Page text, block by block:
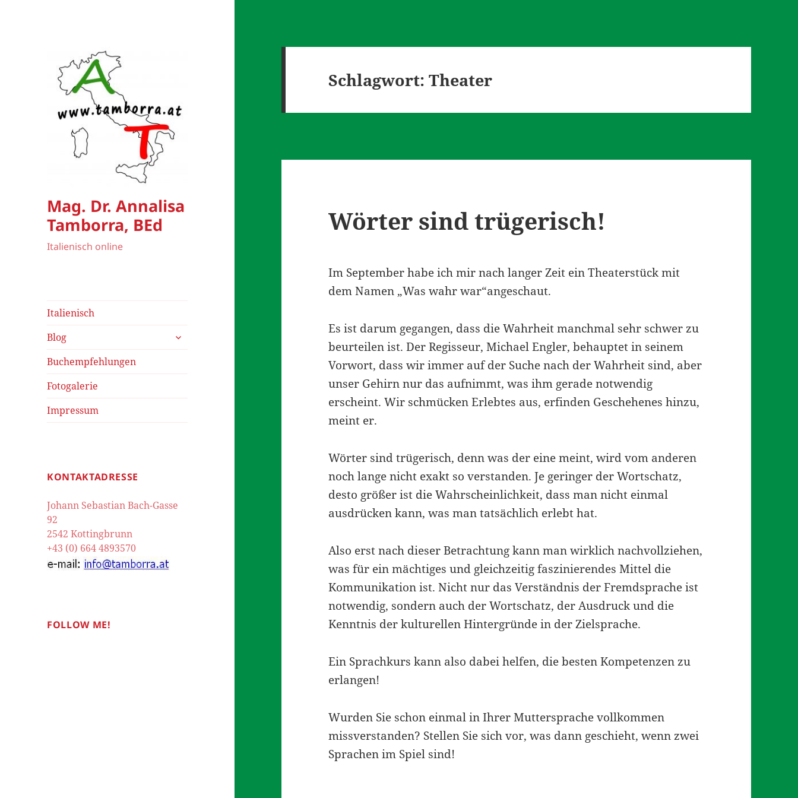
Mag. Dr. Annalisa
Tamborra, BEd
Italienisch online
Italienisch
Blog
untermenü
Buchempfehlungen
Fotogalerie
Impressum
KONTAKTADRESSE
Johann Sebastian Bach-Gasse
92
2542 Kottingbrunn
+43 (0) 664 4893570
FOLLOW ME!
Schlagwort:Theater
Wörter sind trügerisch!
Im September habe ich mir nach langer Zeit ein Theaterstück mit
dem Namen „Was wahr war“angeschaut.
Es ist darum gegangen, dass die Wahrheit manchmal sehr schwer zu
beurteilen ist. Der Regisseur, Michael Engler, behauptet in seinem
Vorwort, dass wir immer auf der Suche nach der Wahrheit sind, aber
unser Gehirn nur das aufnimmt, was ihm gerade notwendig
erscheint. Wir schmücken Erlebtes aus, erfinden Geschehenes hinzu,
meint er.
Wörter sind trügerisch, denn was der eine meint, wird vom anderen
noch lange nicht exakt so verstanden. Je geringer der Wortschatz,
desto größer ist die Wahrscheinlichkeit, dass man nicht einmal
ausdrücken kann, was man tatsächlich erlebt hat.
Also erst nach dieser Betrachtung kann man wirklich nachvollziehen,
was für ein mächtiges und gleichzeitig faszinierendes Mittel die
Kommunikation ist. Nicht nur das Verständnis der Fremdsprache ist
notwendig, sondern auch der Wortschatz, der Ausdruck und die
Kenntnis der kulturellen Hintergründe in der Zielsprache.
Ein Sprachkurs kann also dabei helfen, die besten Kompetenzen zu
erlangen!
Wurden Sie schon einmal in Ihrer Muttersprache vollkommen
missverstanden? Stellen Sie sich vor, was dann geschieht, wenn zwei
Sprachen im Spiel sind!